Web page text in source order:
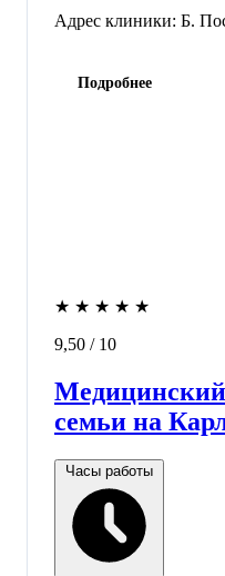
Адрес клиники: Б.
Подробнее
★ ★ ★ ★ ★
9,50 / 10
семьи на
Часы работы